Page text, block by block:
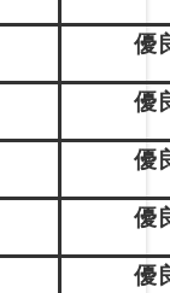
優
優
優
優
優